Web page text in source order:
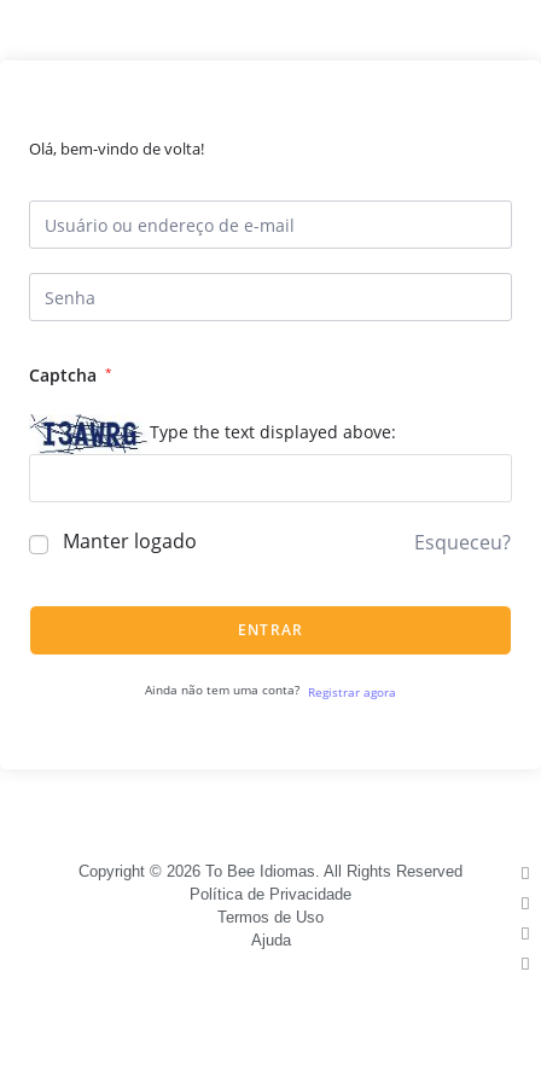
Olá, bem-vindo de volta!
Captcha *
Type the text displayed above:
Manter logado Esqueceu?
ENTRAR
Ainda não tem uma conta? Registrar agora
Copyright © 2026 To Bee Idiomas. All Rights Reserved
Política de Privacidade
Termos de Uso
Ajuda